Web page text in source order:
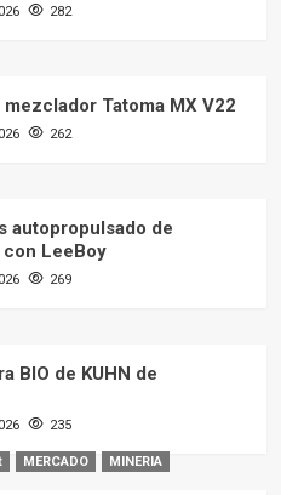
282
Tatoma MX V22
262
autopropulsado de
LeeBoy
269
BIO de KUHN de
235
MERCADO MINERIA